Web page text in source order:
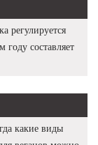
регулируется
году составляет
какие виды